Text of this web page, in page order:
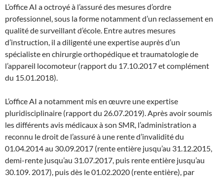
L’office AI a octroyé à l’assuré des mesures d’ordre
professionnel, sous la forme notamment d’un reclassement en
qualité de surveillant d’école. Entre autres mesures
d’instruction, il a diligenté une expertise auprès d’un
spécialiste en chirurgie orthopédique et traumatologie de
l’appareil locomoteur (rapport du 17.10.2017 et complément
du 15.01.2018).
L’office AI a notamment mis en œuvre une expertise
pluridisciplinaire (rapport du 26.07.2019). Après avoir soumis
les différents avis médicaux à son SMR, l’administration a
reconnu le droit de l’assuré à une rente d’invalidité du
01.04.2014 au 30.09.2017 (rente entière jusqu’au 31.12.2015,
demi-rente jusqu’au 31.07.2017, puis rente entière jusqu’au
30.109. 2017), puis dès le 01.02.2020 (rente entière), par